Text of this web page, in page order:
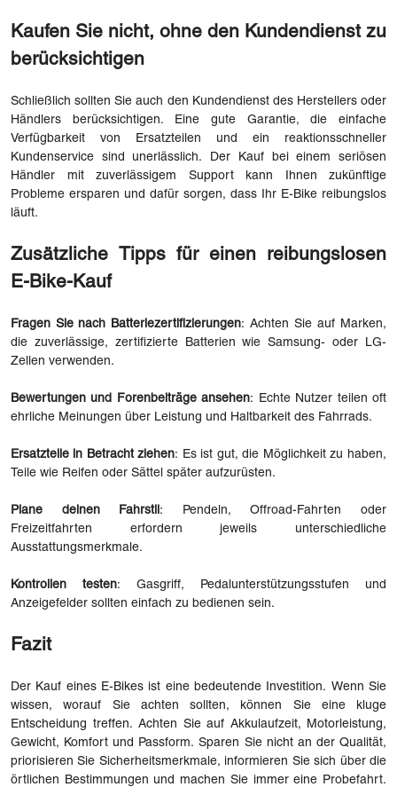
Kaufen Sie nicht, ohne den Kundendienst zu
berücksichtigen
Schließlich sollten Sie auch den Kundendienst des Herstellers oder
Händlers berücksichtigen. Eine gute Garantie, die einfache
Verfügbarkeit von Ersatzteilen und ein reaktionsschneller
Kundenservice sind unerlässlich. Der Kauf bei einem seriösen
Händler mit zuverlässigem Support kann Ihnen zukünftige
Probleme ersparen und dafür sorgen, dass Ihr E-Bike reibungslos
läuft.
Zusätzliche Tipps für einen reibungslosen
E-Bike-Kauf
Fragen Sie nach Batteriezertifizierungen: Achten Sie auf Marken,
die zuverlässige, zertifizierte Batterien wie Samsung- oder LG-
Zellen verwenden.
Bewertungen und Forenbeiträge ansehen: Echte Nutzer teilen oft
ehrliche Meinungen über Leistung und Haltbarkeit des Fahrrads.
Ersatzteile in Betracht ziehen: Es ist gut, die Möglichkeit zu haben,
Teile wie Reifen oder Sättel später aufzurüsten.
Plane deinen Fahrstil : Pendeln, Offroad-Fahrten oder
Freizeitfahrten erfordern jeweils unterschiedliche
Ausstattungsmerkmale.
Kontrollen testen: Gasgriff, Pedalunterstützungsstufen und
Anzeigefelder sollten einfach zu bedienen sein.
Fazit
Der Kauf eines E-Bikes ist eine bedeutende Investition. Wenn Sie
wissen, worauf Sie achten sollten, können Sie eine kluge
Entscheidung treffen. Achten Sie auf Akkulaufzeit, Motorleistung,
Gewicht, Komfort und Passform. Sparen Sie nicht an der Qualität,
priorisieren Sie Sicherheitsmerkmale, informieren Sie sich über die
örtlichen Bestimmungen und machen Sie immer eine Probefahrt.